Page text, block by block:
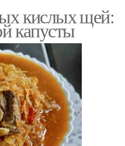
кислых щей:
капусты